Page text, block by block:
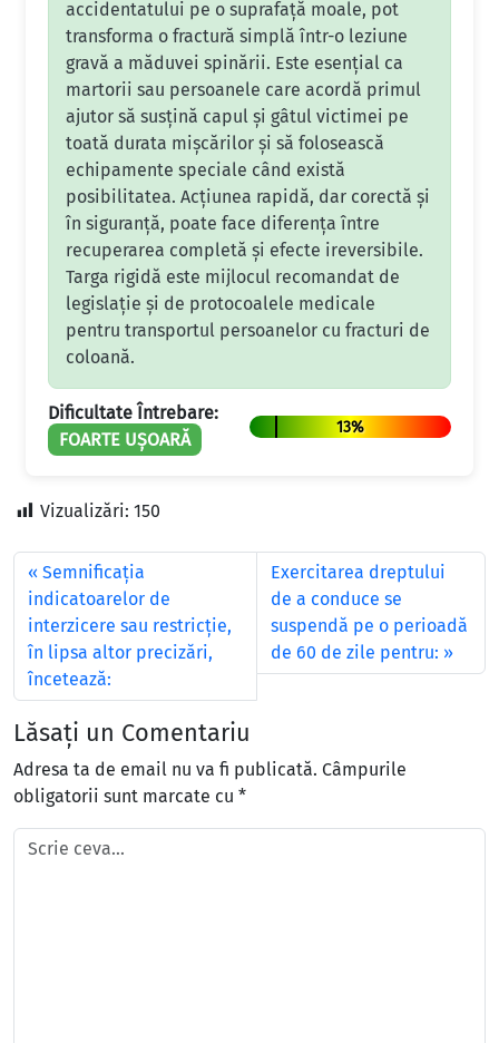
accidentatului pe o suprafață moale, pot
transforma o fractură simplă într-o leziune
gravă a măduvei spinării. Este esențial ca
martorii sau persoanele care acordă primul
ajutor să susțină capul și gâtul victimei pe
toată durata mișcărilor și să folosească
echipamente speciale când există
posibilitatea. Acțiunea rapidă, dar corectă și
în siguranță, poate face diferența între
recuperarea completă și efecte ireversibile.
Targa rigidă este mijlocul recomandat de
legislație și de protocoalele medicale
pentru transportul persoanelor cu fracturi de
coloană.
Dificultate Întrebare:
FOARTE UȘOARĂ
13%
Vizualizări: 150
Semnificaţia
indicatoarelor de
interzicere sau restricţie,
în lipsa altor precizări,
încetează:
Exercitarea dreptului
de a conduce se
suspendă pe o perioadă
de 60 de zile pentru:
Lăsați un Comentariu
Adresa ta de email nu va fi publicată. Câmpurile
obligatorii sunt marcate cu *